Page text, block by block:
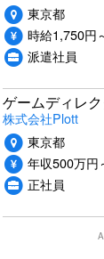
誰もがそれを知
U-NEXT
東京都
時給1,750円
派遣社員
ゲームディレ
株式会社Plott
東京都
年収500万円
正社員